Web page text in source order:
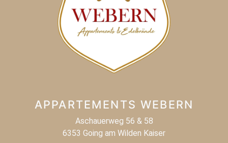
APPARTEMENTS WEBERN
Aschauerweg 56 & 58
6353 Going am Wilden Kaiser